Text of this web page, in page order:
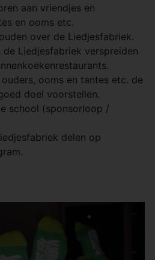
aan vriendjes en
en ooms etc.
over de Liedjesfabriek.
Liedjesfabriek verspreiden
ooms en tantes etc. de
doel voorstellen.
school (sponsorloop /
delen op